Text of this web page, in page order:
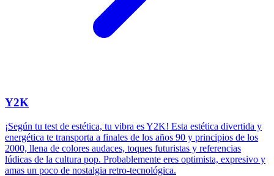
Y2K
¡Según tu test de estética, tu vibra es Y2K! Esta estética divertida y
energética te transporta a finales de los años 90 y principios de los
2000, llena de colores audaces, toques futuristas y referencias
lúdicas de la cultura pop. Probablemente eres optimista, expresivo y
amas un poco de nostalgia retro-tecnológica.